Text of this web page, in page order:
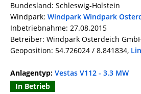
Bundesland: Schleswig-Holstein
Windpark: Windpark Windpark
Inbetriebnahme: 27.08.2015
Betreiber: Windpark Osterdeich
Geoposition: 54.726024 / 8.841834,
Anlagentyp: Vestas V112 - 3.3 MW
In Betrieb